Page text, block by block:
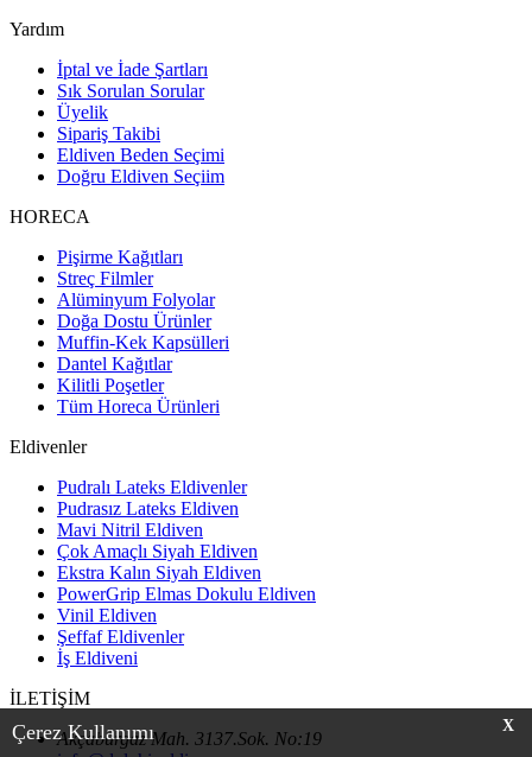
X
Çerez Kullanımı
Yardım
İptal ve İade Şartları
Sık Sorulan Sorular
Üyelik
Sipariş Takibi
Eldiven Beden Seçimi
Doğru Eldiven Seçiim
HORECA
Pişirme Kağıtları
Streç Filmler
Alüminyum Folyolar
Doğa Dostu Ürünler
Muffin-Kek Kapsülleri
Dantel Kağıtlar
Kilitli Poşetler
Tüm Horeca Ürünleri
Eldivenler
Pudralı Lateks Eldivenler
Pudrasız Lateks Eldiven
Mavi Nitril Eldiven
Çok Amaçlı Siyah Eldiven
Ekstra Kalın Siyah Eldiven
PowerGrip Elmas Dokulu Eldiven
Vinil Eldiven
Şeffaf Eldivenler
İş Eldiveni
İLETİŞİM
Akçaburgaz Mah. 3137.Sok. No:19